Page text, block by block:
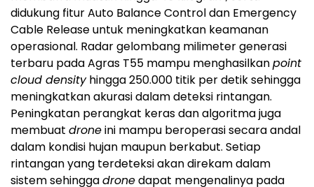
didukung fitur Auto Balance Control dan Emergency
Cable Release untuk meningkatkan keamanan
operasional. Radar gelombang milimeter generasi
terbaru pada Agras T55 mampu menghasilkanpoint
cloud densityhingga 250.000 titik per detik sehingga
meningkatkan akurasi dalam deteksi rintangan.
Peningkatan perangkat keras dan algoritma juga
membuat droneini mampu beroperasi secara andal
dalam kondisi hujan maupun berkabut. Setiap
rintangan yang terdeteksi akan direkam dalam
sistem sehinggadronedapat mengenalinya pada